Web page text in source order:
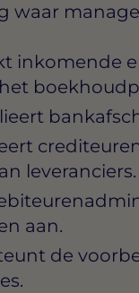
waar
inkomende
leveranciers.
aan.
de